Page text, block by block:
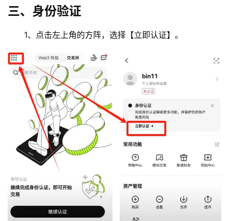
三、身份验证
1、点击左上角的方阵，选择【立即认证】。